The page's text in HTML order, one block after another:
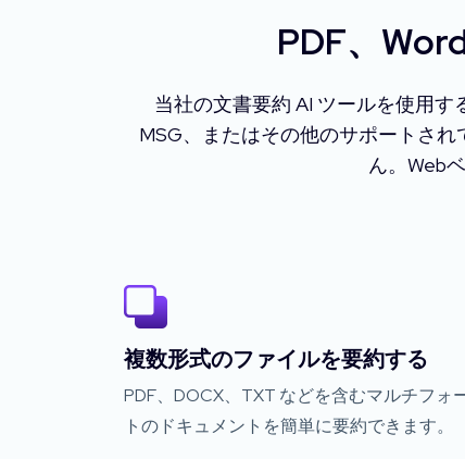
PDF、
当社の文書要約 AI ツールを使用
MSG、またはその他のサポートさ
ん。Web
複数形式のファイルを要約する
PDF、DOCX、TXT などを含むマルチフォ
トのドキュメントを簡単に要約できます。